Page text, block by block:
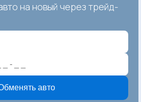
на новый через трейд-
авто